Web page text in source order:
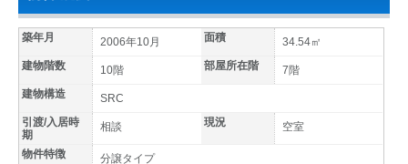
築年月 2006年10月 面積
34.54㎡
建物階数
10階 部屋所在階
7階
建物構造
SRC
引渡/入居時
期
相談 現況 空室
物件特徴
分譲タイプ